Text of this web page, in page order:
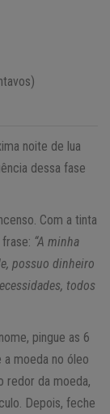
noite de lua
dessa fase
Com a tinta
“A minha
possuo dinheiro
todos
pingue as 6
moeda no óleo
redor da moeda,
Depois, feche